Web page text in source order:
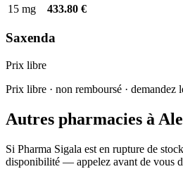
15 mg
433.80 €
Saxenda
Prix libre
Prix libre · non remboursé · demandez
Autres pharmacies à
Si Pharma Sigala est en rupture de
disponibilité — appelez avant de vous